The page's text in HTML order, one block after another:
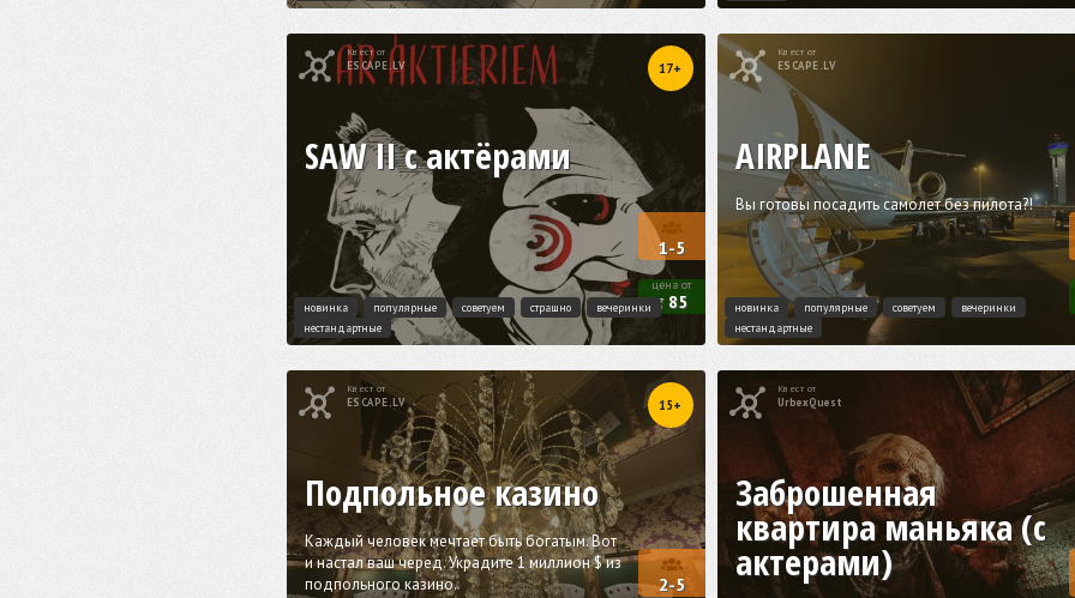
Квест от
ESCAPE.LV 17+
1-5
цена от
€ 85
SAW II с актёрами
новинка популярные советуем страшно
вечеринки
нестандартные
Квест от
ESCAPE.LV
AIRPLANE
Вы готовы посадить самолет без пилота?!
новинка популярные советуем
вечеринки
нестандартные
Квест от
ESCAPE.LV 15+
2-5
Подпольное казино
Каждый человек мечтает быть богатым. Вот
и настал ваш черед. Украдите 1 миллион $ из
подпольного казино.
Квест от
UrbexQuest
Заброшенная
квартира маньяка (с
актерами)